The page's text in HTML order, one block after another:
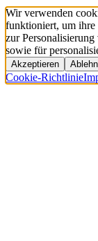
Wir verwenden
funktioniert, um
zur
sowie für
Akzeptieren
Cookie-Richtlinie